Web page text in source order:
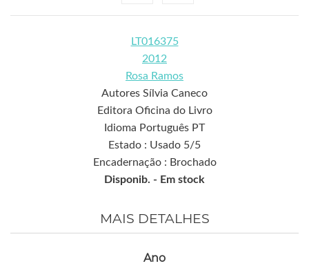
LT016375
2012
Rosa Ramos
Autores Sílvia Caneco
Editora Oficina do Livro
Idioma Português PT
Estado : Usado 5/5
Encadernação : Brochado
Disponib. - Em stock
MAIS DETALHES
Ano